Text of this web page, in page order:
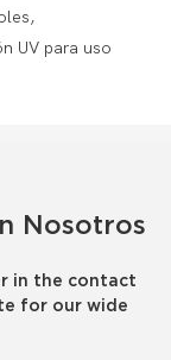
Nosotros
in the contact
for our wide